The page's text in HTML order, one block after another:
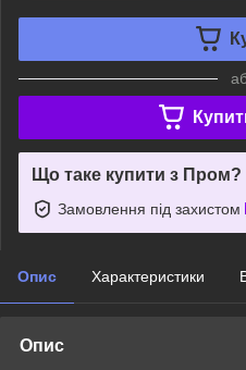
Що таке купити з Пром?
Замовлення під захистом
Опис Характеристики
Опис